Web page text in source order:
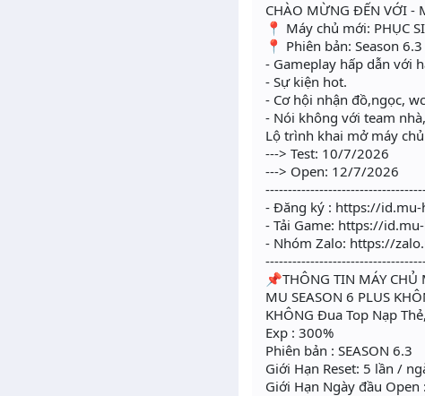
CHÀO MỪNG ĐẾN VỚI -
📍 Máy chủ mới: PHỤC
📍 Phiên bản: Season 6.3
- Gameplay hấp dẫn với
- Sự kiện hot.
- Cơ hội nhận đồ,ngọc,
- Nói không với team
Lộ trình khai mở máy
---> Test: 10/7/2026
---> Open: 12/7/2026
- Đăng ký : https://id.mu-
- Tải Game: https://
- Nhóm Zalo: https://
📌THÔNG TIN MÁY CHỦ
MU SEASON 6 PLUS
KHÔNG Đua Top Nạp
Exp : 300%
Phiên bản : SEASON 6.3
Giới Hạn Reset: 5 lần /
Giới Hạn Ngày đầu